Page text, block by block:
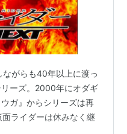
がらも40年以上に渡っ
ーズ。2000年にオダギ
ガ』からシリーズは再
ライダーは休みなく継